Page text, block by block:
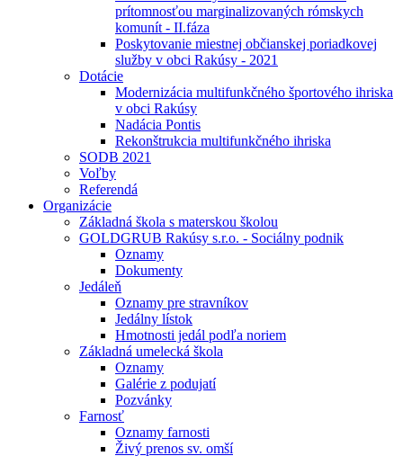
prítomnosťou marginalizovaných rómskych
komunít - II.fáza
Poskytovanie miestnej občianskej poriadkovej
služby v obci Rakúsy - 2021
Dotácie
Modernizácia multifunkčného športového ihriska
v obci Rakúsy
Nadácia Pontis
Rekonštrukcia multifunkčného ihriska
SODB 2021
Voľby
Referendá
Organizácie
Základná škola s materskou školou
GOLDGRUB Rakúsy s.r.o. - Sociálny podnik
Oznamy
Dokumenty
Jedáleň
Oznamy pre stravníkov
Jedálny lístok
Hmotnosti jedál podľa noriem
Základná umelecká škola
Oznamy
Galérie z podujatí
Pozvánky
Farnosť
Oznamy farnosti
Živý prenos sv. omší